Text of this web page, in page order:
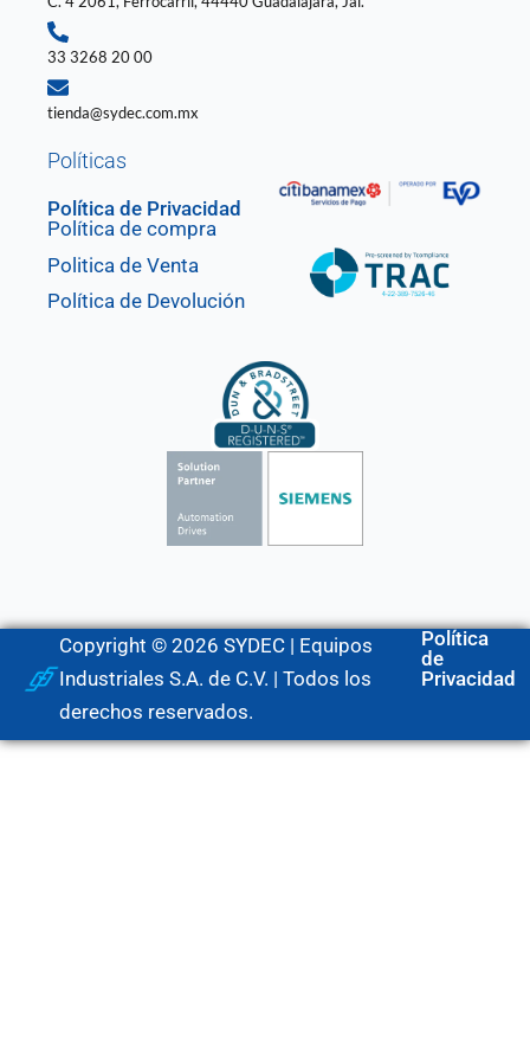
33 3268 20 00
tienda@sydec.com.mx
Políticas
Política de Privacidad
Política de compra
Politica de Venta
Política de Devolución
Copyright © 2026 SYDEC | Equipos
Industriales S.A. de C.V. | Todos los
derechos reservados.
Política
de
Privacidad